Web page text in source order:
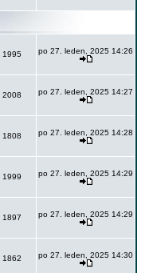
1995 po 27. leden, 2025 14:26
2008 po 27. leden, 2025 14:27
1808 po 27. leden, 2025 14:28
1999 po 27. leden, 2025 14:29
1897 po 27. leden, 2025 14:29
1862 po 27. leden, 2025 14:30